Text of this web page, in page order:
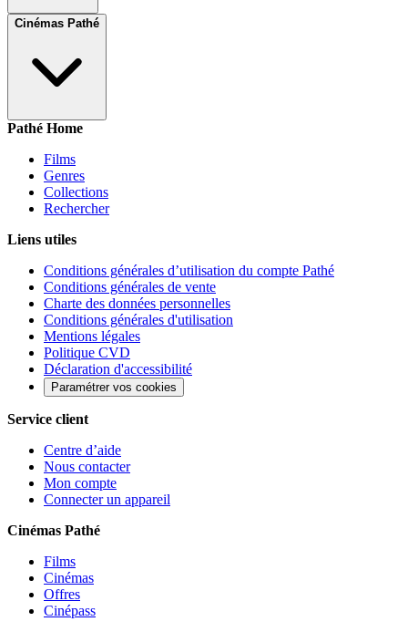
Cinémas Pathé
Pathé Home
Films
Genres
Collections
Rechercher
Liens utiles
Conditions générales d’utilisation du compte Pathé
Conditions générales de vente
Charte des données personnelles
Conditions générales d'utilisation
Mentions légales
Politique CVD
Déclaration d'accessibilité
Paramétrer vos cookies
Service client
Centre d’aide
Nous contacter
Mon compte
Connecter un appareil
Cinémas Pathé
Films
Cinémas
Offres
Cinépass